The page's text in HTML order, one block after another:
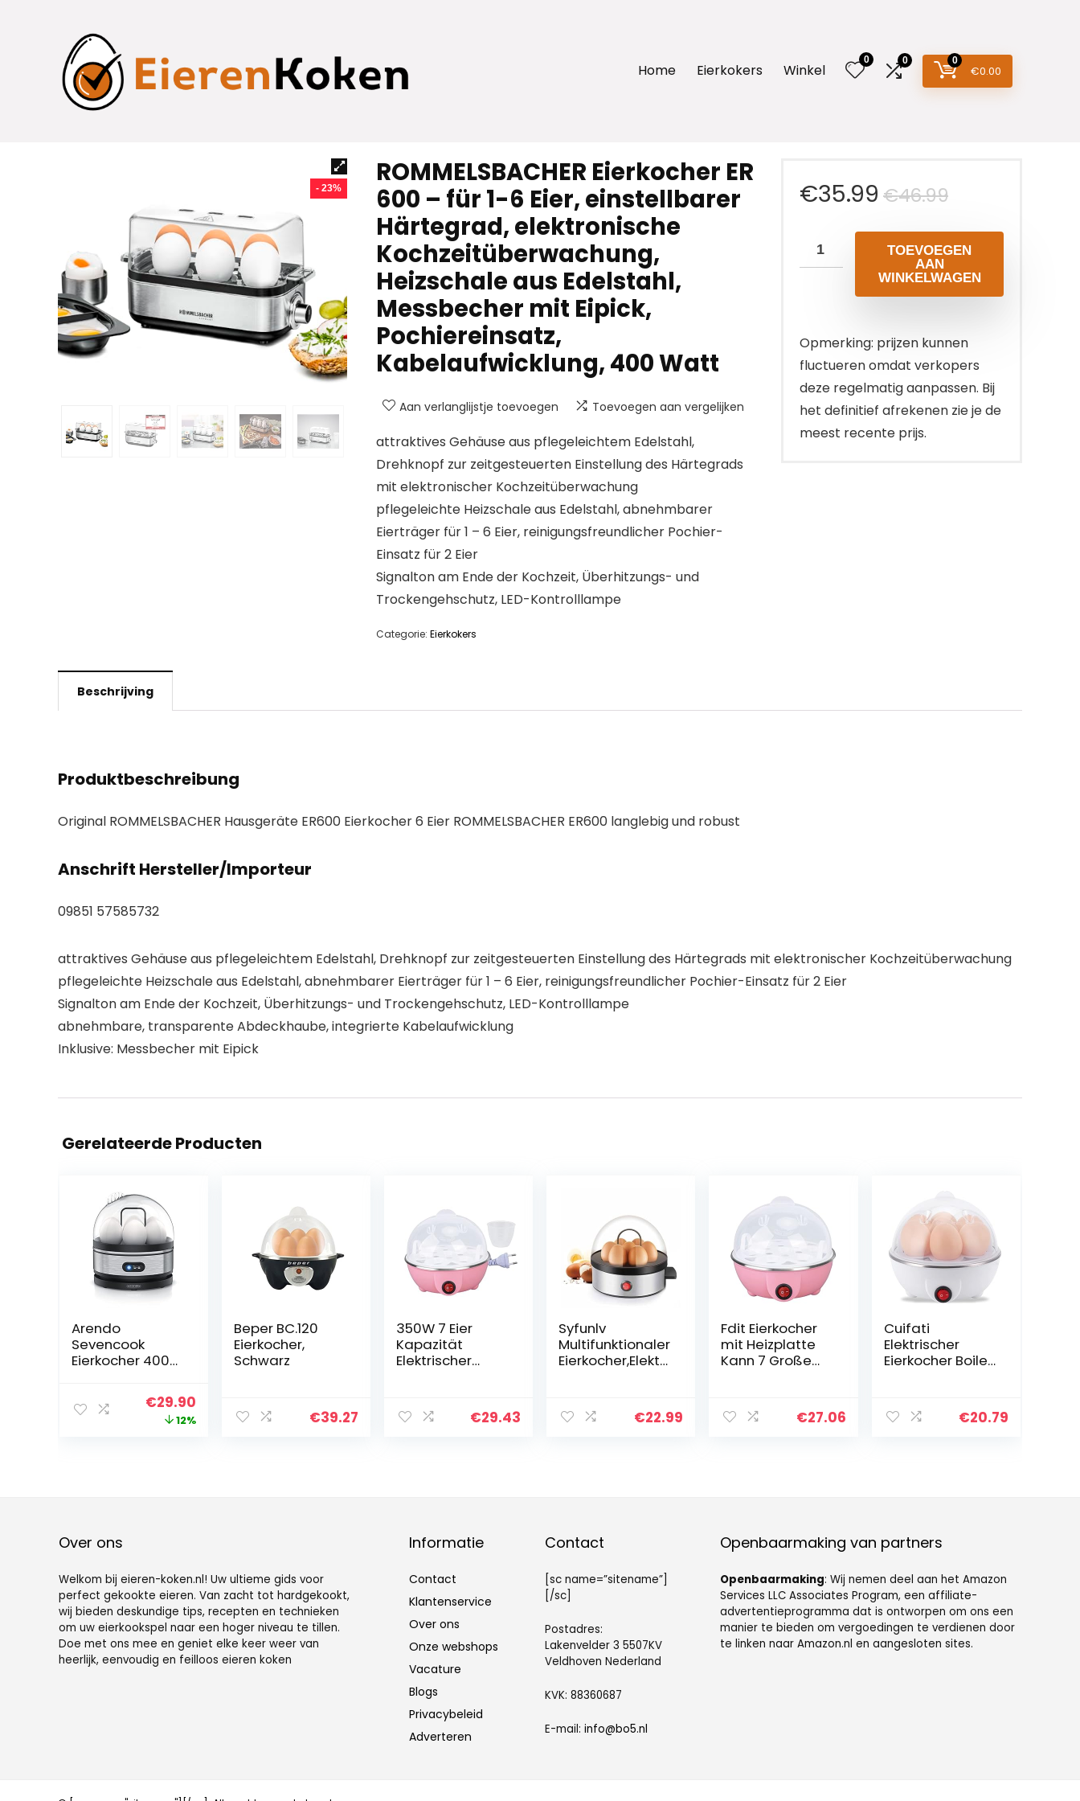
Home Eierkokers Winkel
0 0 0
€0.00
- 23%
ROMMELSBACHER Eierkocher ER
600 – für 1-6 Eier, einstellbarer
Härtegrad, elektronische
Kochzeitüberwachung,
Heizschale aus Edelstahl,
Messbecher mit Eipick,
Pochiereinsatz,
Kabelaufwicklung, 400 Watt
Aan verlanglijstje toevoegen Toevoegen aan vergelijken
attraktives Gehäuse aus pflegeleichtem Edelstahl,
Drehknopf zur zeitgesteuerten Einstellung des Härtegrads
mit elektronischer Kochzeitüberwachung
pflegeleichte Heizschale aus Edelstahl, abnehmbarer
Eierträger für 1 – 6 Eier, reinigungsfreundlicher Pochier-
Einsatz für 2 Eier
Signalton am Ende der Kochzeit, Überhitzungs- und
Trockengehschutz, LED-Kontrolllampe
Categorie: Eierkokers
€46.99
prijs
was:
€46.99.
€35.99
Huidige
prijs
is:
€35.99.
TOEVOEGEN
AAN
WINKELWAGEN
Opmerking: prijzen kunnen
fluctueren omdat verkopers
deze regelmatig aanpassen. Bij
het definitief afrekenen zie je de
meest recente prijs.
Beschrijving
Produktbeschreibung
Original ROMMELSBACHER Hausgeräte ER600 Eierkocher 6 Eier ROMMELSBACHER ER600 langlebig und robust
Anschrift Hersteller/Importeur
09851 57585732
attraktives Gehäuse aus pflegeleichtem Edelstahl, Drehknopf zur zeitgesteuerten Einstellung des Härtegrads mit elektronischer Kochzeitüberwachung
pflegeleichte Heizschale aus Edelstahl, abnehmbarer Eierträger für 1 – 6 Eier, reinigungsfreundlicher Pochier-Einsatz für 2 Eier
Signalton am Ende der Kochzeit, Überhitzungs- und Trockengehschutz, LED-Kontrolllampe
abnehmbare, transparente Abdeckhaube, integrierte Kabelaufwicklung
Inklusive: Messbecher mit Eipick
Gerelateerde Producten
Arendo
Sevencook
Eierkocher 400
Design – 1-7 Eier
– Egg Cooker –Oorspronkelijke
prijs
€29.90Huidige
prijs
12%
Beper BC.120
Eierkocher,
Schwarz
€39.27
350W 7 Eier
Kapazität
Elektrischer
Eierkocher
Automatische
algeräte (Rosa)
€29.43
Syfunlv
Multifunktionaler
Eierkocher,Elektri
ertes Ei
Wilderer,Eierkoc
Edelstahlgehäu
se
€22.99
Fdit Eierkocher
mit Heizplatte
Kann 7 Große
Abschaltung.
Geeignet Zum
€27.06
Cuifati
Elektrischer
Eierkocher Boiler
Multifunktionaler
Lebensmittel-
Koch-Ei-
Dampfgarer(#2
€20.79
Over ons
Welkom bij eieren-koken.nl! Uw ultieme gids voor
perfect gekookte eieren. Van zacht tot hardgekookt,
wij bieden deskundige tips, recepten en technieken
om uw eierkookspel naar een hoger niveau te tillen.
Doe met ons mee en geniet elke keer weer van
heerlijk, eenvoudig en feilloos eieren koken
Informatie
Contact
Klantenservice
Over ons
Onze webshops
Vacature
Blogs
Privacybeleid
Adverteren
Contact
[sc name=”sitename”]
[/sc]
Postadres:
Lakenvelder 3 5507KV
Veldhoven Nederland
KVK: 88360687
E-mail:info@bo5.nl
Openbaarmaking van partners
Openbaarmaking: Wij nemen deel aan het Amazon
Services LLC Associates Program, een affiliate-
advertentieprogramma dat is ontworpen om ons een
manier te bieden om vergoedingen te verdienen door
te linken naar Amazon.nl en aangesloten sites.